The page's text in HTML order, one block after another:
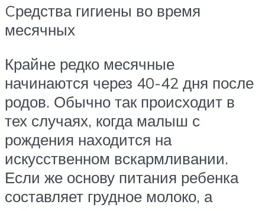
Cредства гигиены во время
месячных
Крайне редко месячные
начинаются через 40-42 дня после
родов. Обычно так происходит в
тех случаях, когда малыш с
рождения находится на
искусственном вскармливании.
Если же основу питания ребенка
составляет грудное молоко, а